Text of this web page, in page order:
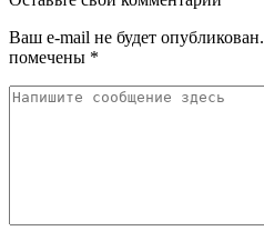
Ваш e-mail не будет опубликован.
помечены *